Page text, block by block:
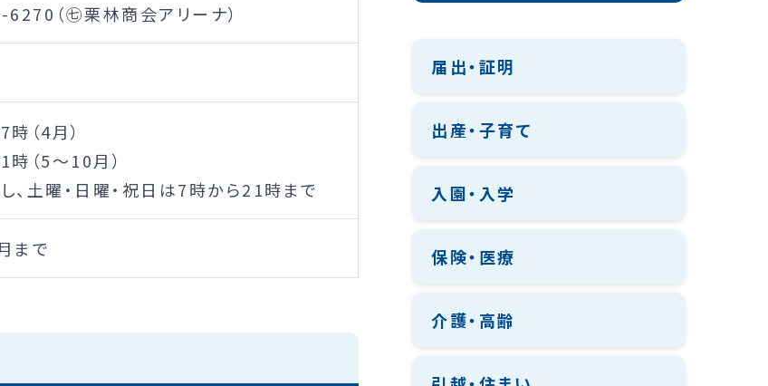
（㊆栗林商会アリーナ）
（4月）
（5～10月）
し、土曜・日曜・祝日は7時から21時まで
まで
届出・証明
出産・子育て
入園・入学
保険・医療
介護・高齢